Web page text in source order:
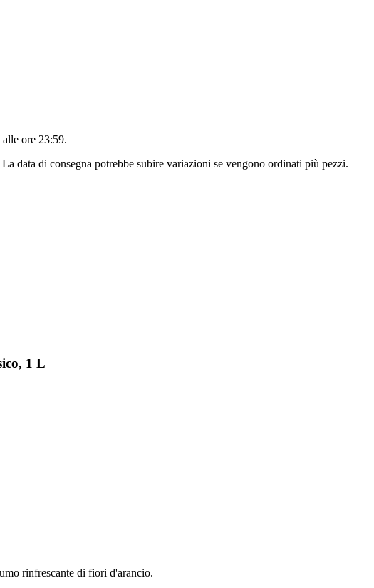
alle ore 23:59.
data di consegna potrebbe subire variazioni se vengono ordinati più pezzi.
1 L
rinfrescante di fiori d'arancio.